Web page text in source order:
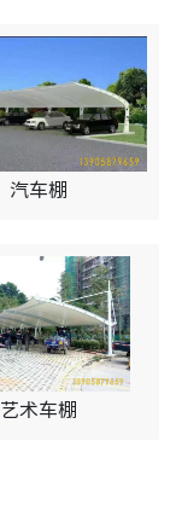
汽车棚
艺术车棚